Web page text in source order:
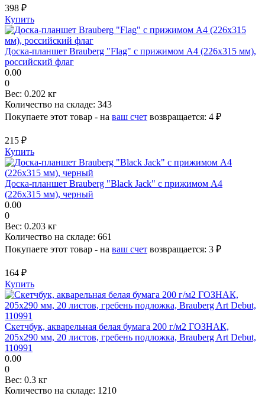
398 ₽
Купить
Доска-планшет Brauberg "Flag" с прижимом А4 (226х315 мм),
российский флаг
0.00
0
Вес: 0.202 кг
Количество на складе: 343
Покупаете этот товар - на ваш счет возвращается: 4 ₽
215 ₽
Купить
Доска-планшет Brauberg "Black Jack" с прижимом А4
(226х315 мм), черный
0.00
0
Вес: 0.203 кг
Количество на складе: 661
Покупаете этот товар - на ваш счет возвращается: 3 ₽
164 ₽
Купить
Скетчбук, акварельная белая бумага 200 г/м2 ГОЗНАК,
205х290 мм, 20 листов, гребень подложка, Brauberg Art Debut,
110991
0.00
0
Вес: 0.3 кг
Количество на складе: 1210